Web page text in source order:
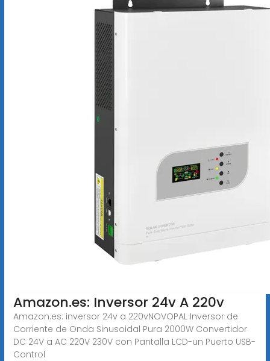
Amazon.es: Inversor 24v A 220v
Amazon.es: inversor 24v a 220vNOVOPAL Inversor de
Corriente de Onda Sinusoidal Pura 2000W Convertidor
DC 24V a AC 220V 230V con Pantalla LCD-un Puerto USB-
Control